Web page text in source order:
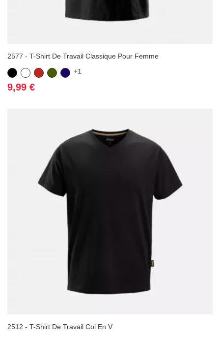
2577 - T-Shirt De Travail Classique Pour Femme
Noir BlancRougeVert Bleu+1
Prix
9,99 €
2512 - T-Shirt De Travail Col En V